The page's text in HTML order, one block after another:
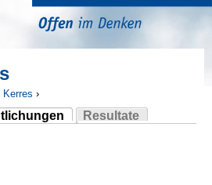
Kerres ›
Resultate